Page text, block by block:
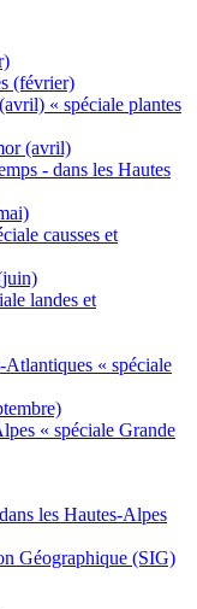
(février)
« spéciale plantes
(avril)
- dans les Hautes
causses et
landes et
Atlantiques « spéciale
« spéciale Grande
les Hautes-Alpes
Géographique (SIG)